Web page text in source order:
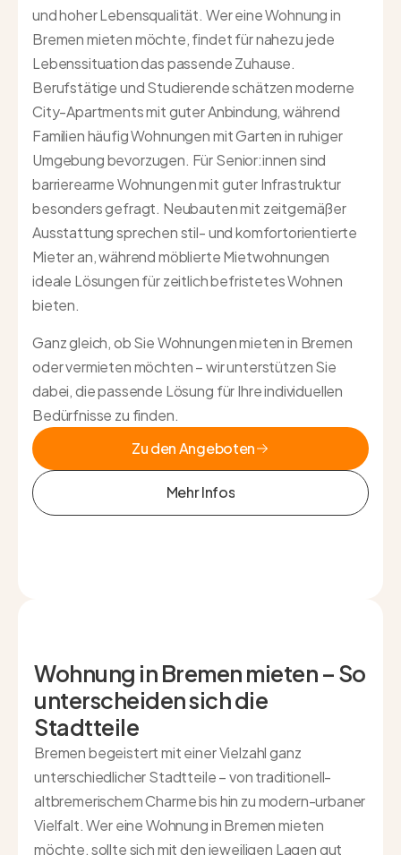
und hoher Lebensqualität. Wer eine Wohnung in
Bremen mieten möchte, findet für nahezu jede
Lebenssituation das passende Zuhause.
Berufstätige und Studierende schätzen moderne
City-Apartments mit guter Anbindung, während
Familien häufig Wohnungen mit Garten in ruhiger
Umgebung bevorzugen. Für Senior:innen sind
barrierearme Wohnungen mit guter Infrastruktur
besonders gefragt. Neubauten mit zeitgemäßer
Ausstattung sprechen stil- und komfortorientierte
Mieter an, während möblierte Mietwohnungen
ideale Lösungen für zeitlich befristetes Wohnen
bieten.
Ganz gleich, ob Sie Wohnungen mieten in Bremen
oder vermieten möchten – wir unterstützen Sie
dabei, die passende Lösung für Ihre individuellen
Bedürfnisse zu finden.
Zu den Angeboten
Mehr Infos
Wohnung in Bremen mieten – So
unterscheiden sich die
Stadtteile
Bremen begeistert mit einer Vielzahl ganz
unterschiedlicher Stadtteile – von traditionell-
altbremerischem Charme bis hin zu modern-urbaner
Vielfalt. Wer eine Wohnung in Bremen mieten
möchte, sollte sich mit den jeweiligen Lagen gut